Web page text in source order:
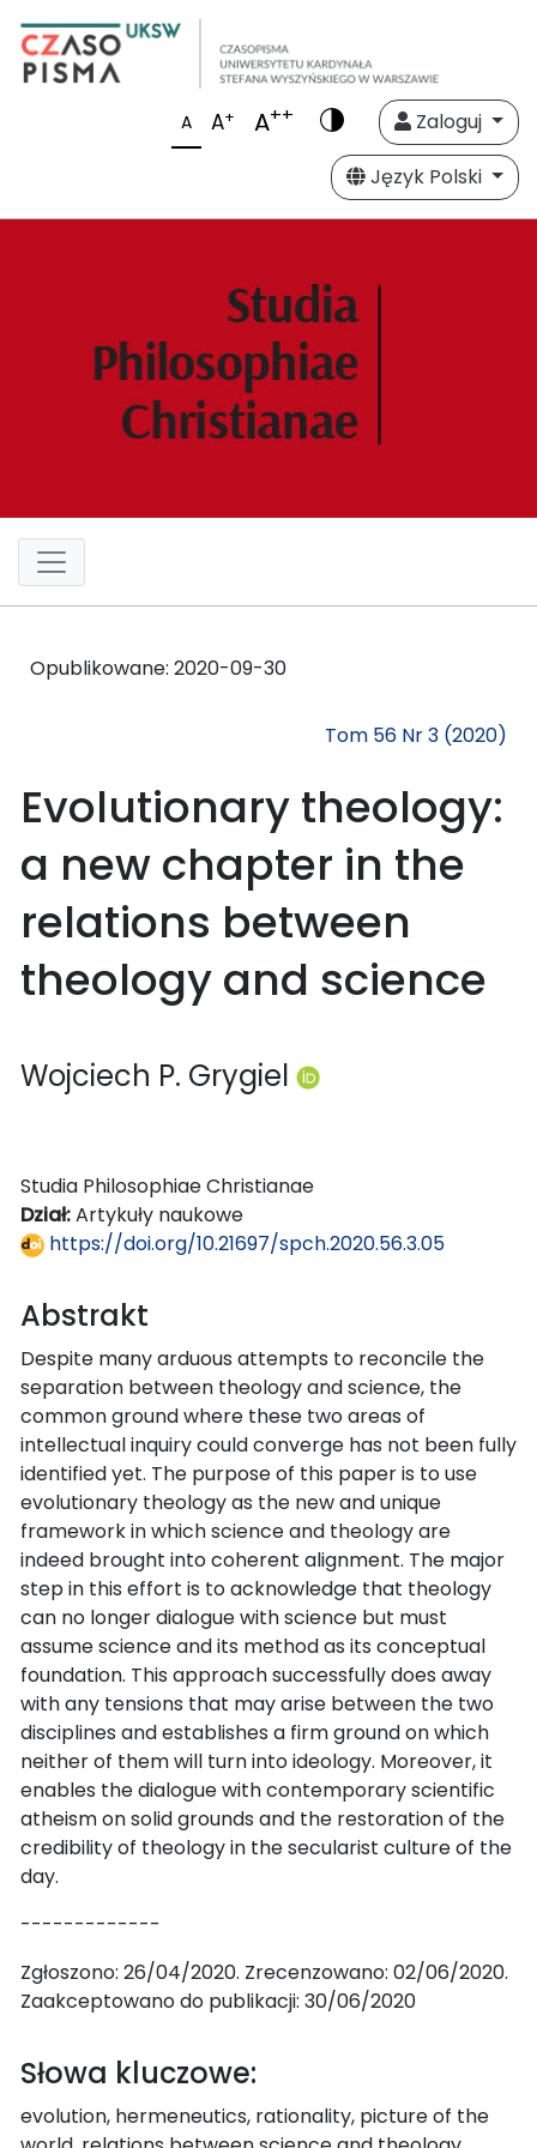
A A+ A++
Zaloguj
Język Polski
Opublikowane: 2020-09-30
Tom 56 Nr 3 (2020)
Evolutionary theology:
a new chapter in the
relations between
theology and science
Wojciech P. Grygiel
Studia Philosophiae Christianae
Dział:Artykuły naukowe
https://doi.org/10.21697/spch.2020.56.3.05
Abstrakt
Despite many arduous attempts to reconcile the
separation between theology and science, the
common ground where these two areas of
intellectual inquiry could converge has not been fully
identified yet. The purpose of this paper is to use
evolutionary theology as the new and unique
framework in which science and theology are
indeed brought into coherent alignment. The major
step in this effort is to acknowledge that theology
can no longer dialogue with science but must
assume science and its method as its conceptual
foundation. This approach successfully does away
with any tensions that may arise between the two
disciplines and establishes a firm ground on which
neither of them will turn into ideology. Moreover, it
enables the dialogue with contemporary scientific
atheism on solid grounds and the restoration of the
credibility of theology in the secularist culture of the
day.
-------------
Zgłoszono: 26/04/2020. Zrecenzowano: 02/06/2020.
Zaakceptowano do publikacji: 30/06/2020
Słowa kluczowe:
evolution, hermeneutics, rationality, picture of the